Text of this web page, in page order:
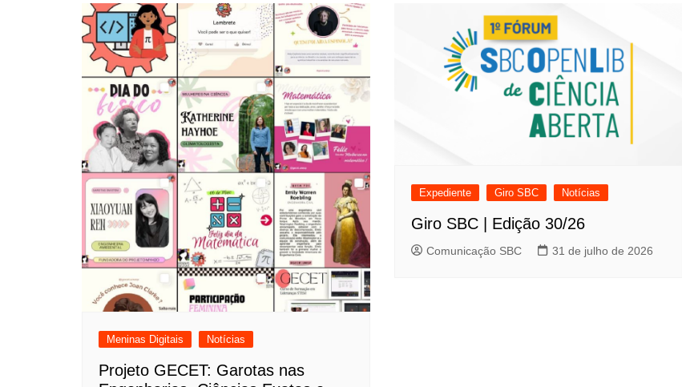
Meninas Digitais Notícias
Projeto GECET: Garotas nas
Expediente Giro SBC Notícias
Giro SBC | Edição 30/26
Comunicação SBC 31 de julho de 2026